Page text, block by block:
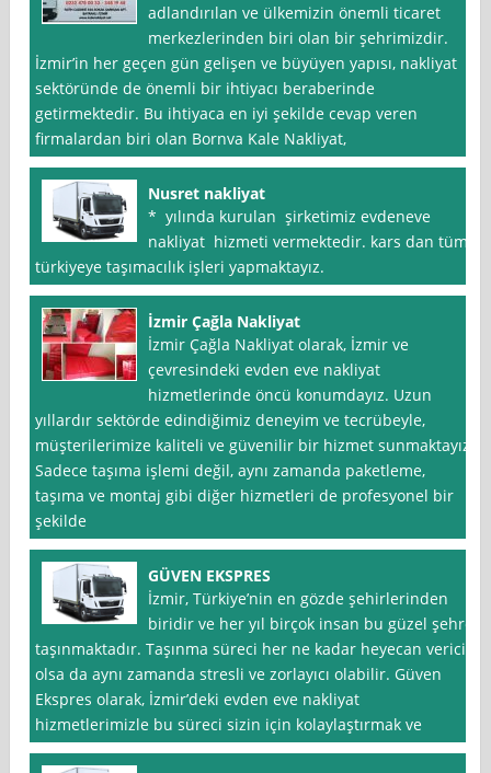
adlandırılan ve ülkemizin önemli ticaret
merkezlerinden biri olan bir şehrimizdir.
İzmir’in her geçen gün gelişen ve büyüyen yapısı, nakliyat
sektöründe de önemli bir ihtiyacı beraberinde
getirmektedir. Bu ihtiyaca en iyi şekilde cevap veren
firmalardan biri olan Bornva Kale Nakliyat,
Nusret nakliyat
* yılında kurulan şirketimiz evdeneve
nakliyat hizmeti vermektedir. kars dan tüm
türkiyeye taşımacılık işleri yapmaktayız.
İzmir Çağla Nakliyat
İzmir Çağla Nakliyat olarak, İzmir ve
çevresindeki evden eve nakliyat
hizmetlerinde öncü konumdayız. Uzun
yıllardır sektörde edindiğimiz deneyim ve tecrübeyle,
müşterilerimize kaliteli ve güvenilir bir hizmet sunmaktayız.
Sadece taşıma işlemi değil, aynı zamanda paketleme,
taşıma ve montaj gibi diğer hizmetleri de profesyonel bir
şekilde
GÜVEN EKSPRES
İzmir, Türkiye’nin en gözde şehirlerinden
biridir ve her yıl birçok insan bu güzel şehre
taşınmaktadır. Taşınma süreci her ne kadar heyecan verici
olsa da aynı zamanda stresli ve zorlayıcı olabilir. Güven
Ekspres olarak, İzmir’deki evden eve nakliyat
hizmetlerimizle bu süreci sizin için kolaylaştırmak ve